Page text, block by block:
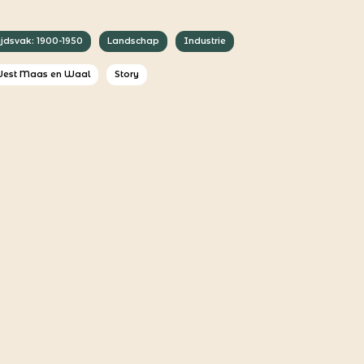
1900-1950 Landschap Industrie
Maas en Waal Story